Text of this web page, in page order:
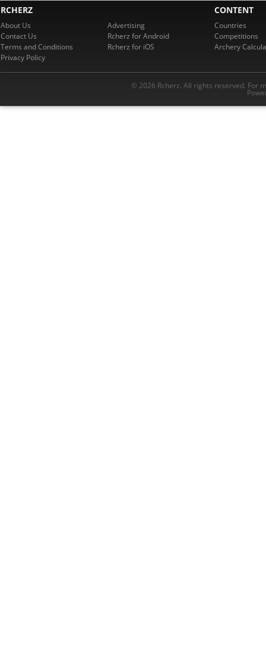
RCHERZ
About Us
Contact Us
Terms and Conditions
Privacy Policy
Advertising
Rcherz for Android
Rcherz for iOS
CONTENT
Countries
Competitions
Archery
© 2026 Rcherz. All rights reserved. For